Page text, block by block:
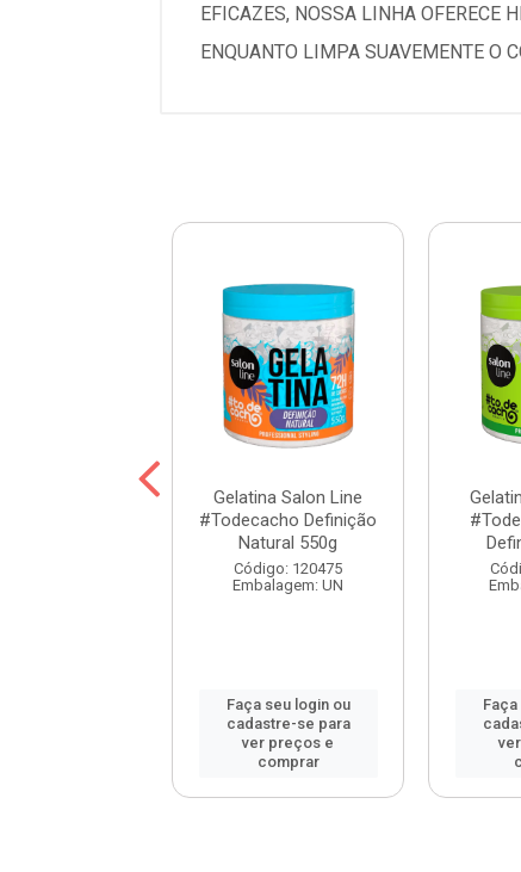
EFICAZES, NOSSA LINHA OFERECE
ENQUANTO LIMPA SUAVEMENTE O
Gelatina Salon Line
#Todecacho Definição
Natural 550g
Código: 120475
Embalagem: UN
Faça seu login ou
cadastre-se para
ver preços e
comprar